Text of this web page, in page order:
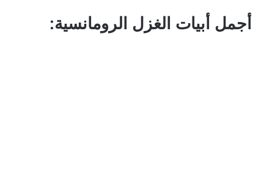
أجمل أبيات الغزل الرومانسية: